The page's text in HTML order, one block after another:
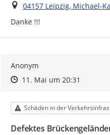
Ort
04157 Leipzig, Michael-
Danke !!!
Anonym
Zeitpunkt des Erstellens
Zeitpunkt des Erstellens
11. Mai um 20:31
Kategorie
Schäden in der
Defektes